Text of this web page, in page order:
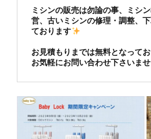
ミシンの販売は勿論の事、ミシ
営、古いミシンの修理・調整、
ております
お見積もりまでは無料となって
お気軽にお問い合わせ下さいま